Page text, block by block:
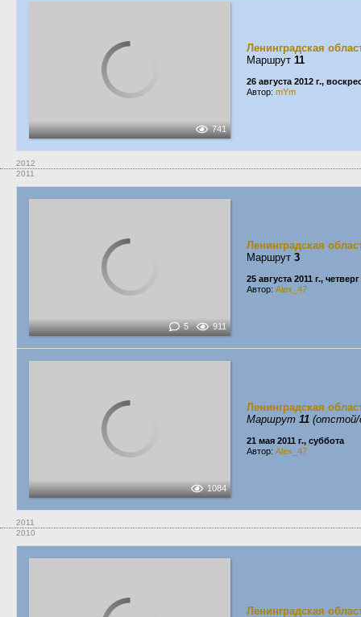
741
Ленинградская
Маршрут 11
26 августа 2012 г.,
Автор: mYm
2012
2011
5 911
Ленинградская
Маршрут 3
25 августа 2011 г., четверг
Автор: Alex_47
1084
Ленинградская
Маршрут 11 (отстой/
21 мая 2011 г., суббота
Автор: Alex_47
2011
2010
Ленинградская